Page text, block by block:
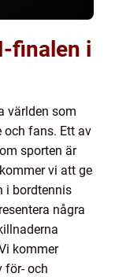
finalen i
världen som
och fans. Ett av
sporten är
vi att ge
i bordtennis
några
kommer
för- och